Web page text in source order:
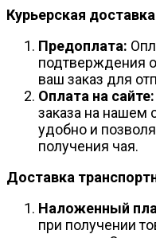
Курьерская
Предоплата:
подтверждения
ваш заказ для
Оплата на сайте:
заказа на нашем
удобно и
получения чая.
Доставка
Наложенный
при получении